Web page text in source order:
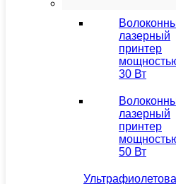
лазерный
принтер
30 Вт
лазерный
принтер
50 Вт